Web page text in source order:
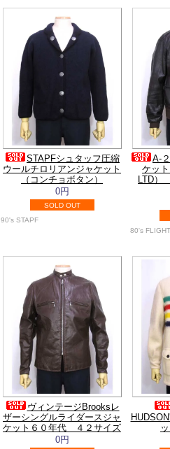
STAPFシュタッフ圧縮
ウールチロリアンジャケット
（コンチョボタン）
0円
SOLD OUT
90's STAPF
A-
ケッ
LTD）
80's
ヴィンテージBrooksレ
ザーシングルライダースジャ
ケット６０年代 ４２サイズ
0円